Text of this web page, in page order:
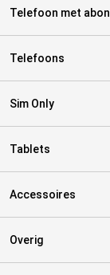
Telefoon met
Telefoons
Sim Only
Tablets
Accessoires
Overig